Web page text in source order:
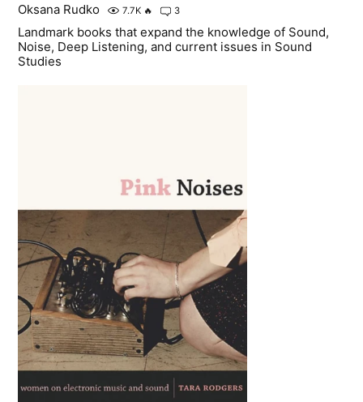
Oksana Rudko 7.7K 🔥 3
Landmark books that expand the knowledge of Sound,
Noise, Deep Listening, and current issues in Sound
Studies